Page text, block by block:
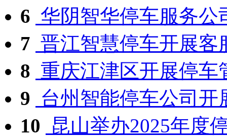
6 华阴智华停车服务公
7 晋江智慧停车开展客
8 重庆江津区开展停车
9 台州智能停车公司开
10
昆山举办2025年度